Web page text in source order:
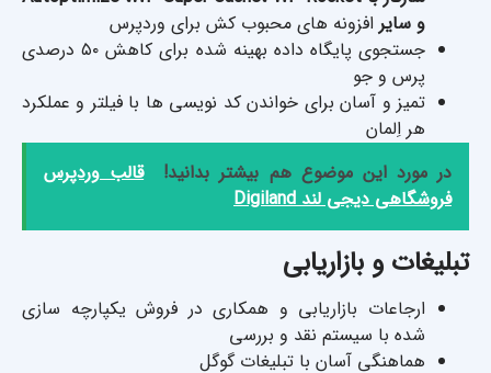
و سایر افزونه های محبوب کش برای وردپرس
جستجوی پایگاه داده بهینه شده برای کاهش ۵۰ درصدی
پرس و جو
تمیز و آسان برای خواندن کد نویسی ها با فیلتر و عملکرد
هر اِلمان
در مورد این موضوع هم بیشتر بدانید!
قالب وردپرس
فروشگاهی دیجی لند Digiland
تبلیغات و بازاریابی
ارجاعات بازاریابی و همکاری در فروش یکپارچه سازی
شده با سیستم نقد و بررسی
هماهنگی آسان با تبلیغات گوگل